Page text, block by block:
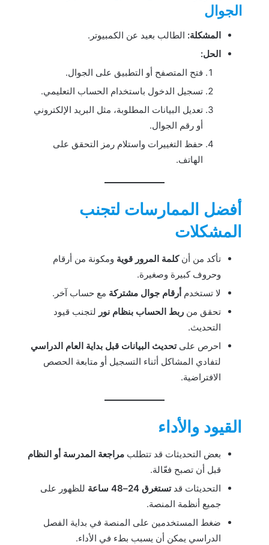
الجوال
المشكلة: الطالب بعيد عن الكمبيوتر.
الحل:
فتح المتصفح أو التطبيق على الجوال.
تسجيل الدخول باستخدام الحساب التعليمي.
تعديل البيانات المطلوبة، مثل البريد الإلكتروني
أو رقم الجوال.
حفظ التغييرات واستلام رمز التحقق على
الهاتف.
أفضل الممارسات لتجنب
المشكلات
تأكد من أنكلمة المرور قوية ومكونة من أرقام
وحروف كبيرة وصغيرة.
لا تستخدم أرقام جوال مشتركة مع حساب آخر.
تحقق من ربط الحساب بنظام نور لتجنب قيود
التحديث.
احرص علىتحديث البيانات قبل بداية العام الدراسي
لتفادي المشاكل أثناء التسجيل أو متابعة الحصص
الافتراضية.
القيود والأداء
بعض التحديثات قد تتطلب مراجعة المدرسة أو النظام
قبل أن تصبح فعّالة.
التحديثات قدتستغرق 24–48 ساعة
للظهور على
جميع أنظمة المنصة.
ضغط المستخدمين على المنصة في بداية الفصل
الدراسي يمكن أن يسبب بطء في الأداء.